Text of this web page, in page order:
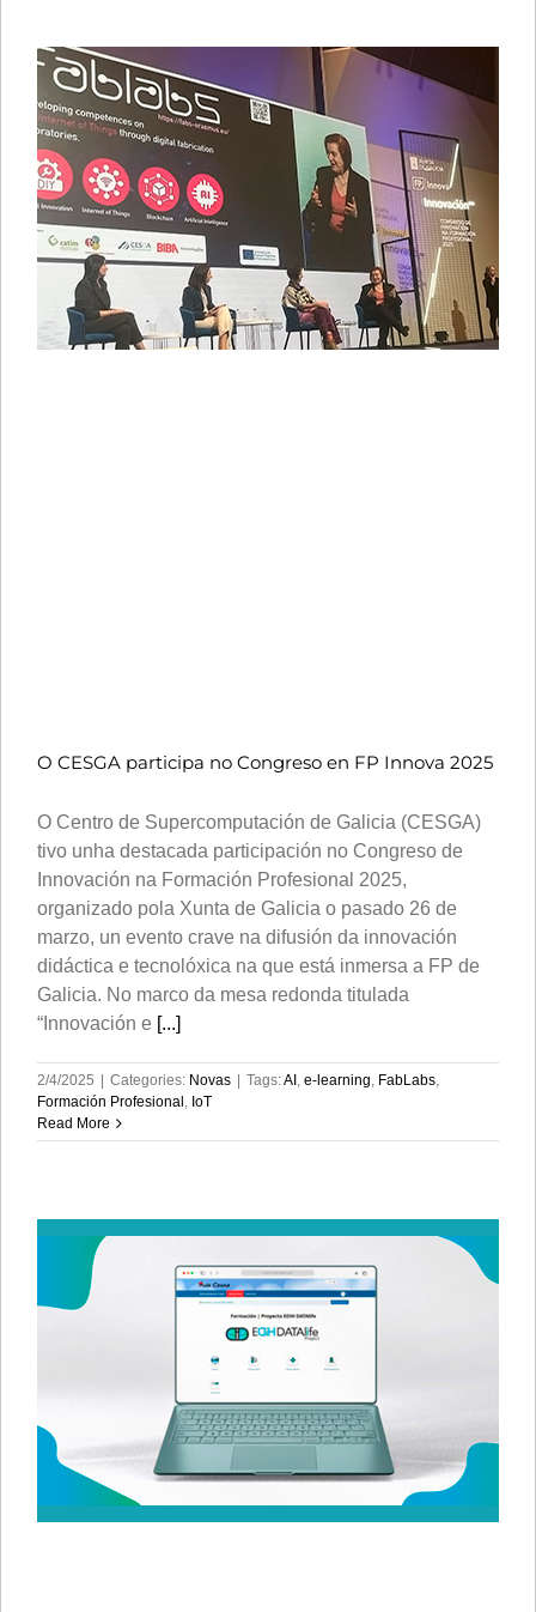
O CESGA participa no Congreso en FP Innova 2025
O Centro de Supercomputación de Galicia (CESGA)
tivo unha destacada participación no Congreso de
Innovación na Formación Profesional 2025,
organizado pola Xunta de Galicia o pasado 26 de
marzo, un evento crave na difusión da innovación
didáctica e tecnolóxica na que está inmersa a FP de
Galicia. No marco da mesa redonda titulada
“Innovación e [...]
2/4/2025 | Categories: Novas | Tags:AI e-learning FabLabs
Formación Profesional IoT
Read More